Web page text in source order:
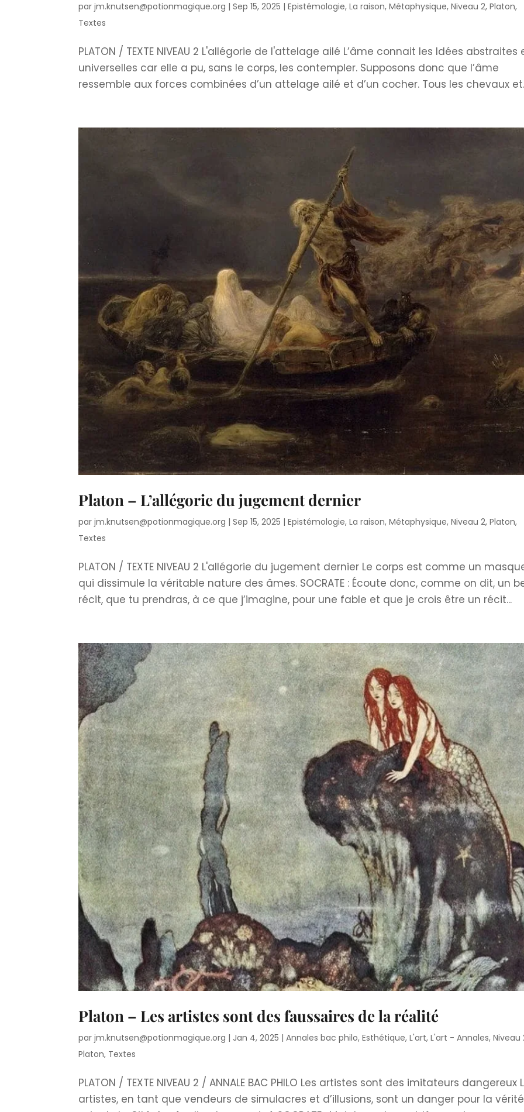
parjm.knutsen@potionmagique.org |Sep 15, 2025 |Epistémologie,La raison,Métaphysique,Niveau 2,Platon,
Textes
PLATON / TEXTE NIVEAU 2 L'allégorie de l'attelage ailé L’âme connait les Idées abstraites
universelles car elle a pu, sans le corps, les contempler. Supposons donc que l’âme
ressemble aux forces combinées d’un attelage ailé et d’un cocher. Tous les chevaux
Platon – L’allégorie du jugement dernier
parjm.knutsen@potionmagique.org |Sep 15, 2025 |Epistémologie,La raison,Métaphysique,Niveau 2,Platon,
Textes
PLATON / TEXTE NIVEAU 2 L'allégorie du jugement dernier Le corps est comme un
qui dissimule la véritable nature des âmes. SOCRATE : Écoute donc, comme on dit, un
récit, que tu prendras, à ce que j’imagine, pour une fable et que je crois être un récit...
Platon – Les artistes sont des faussaires de la réalité
parjm.knutsen@potionmagique.org | Jan 4, 2025 |Annales bac philo,Esthétique,L'art,L'art - Annales,Niveau
Platon, Textes
PLATON / TEXTE NIVEAU 2 / ANNALE BAC PHILO Les artistes sont des imitateurs dangereux
artistes, en tant que vendeurs de simulacres et d’illusions, sont un danger pour la